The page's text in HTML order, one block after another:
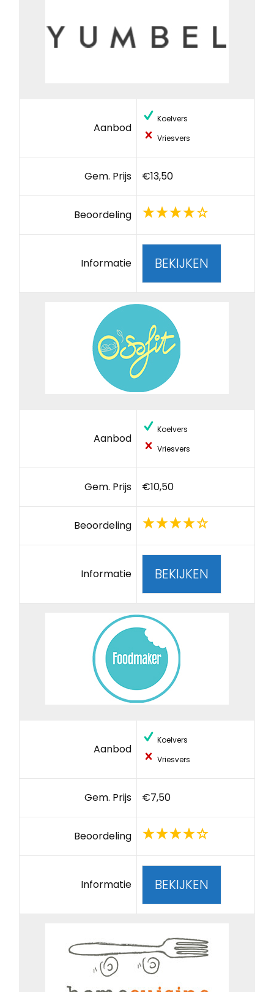
Aanbod
Koelvers
Vriesvers
Gem. Prijs €13,50
Beoordeling
Informatie BEKIJKEN
Aanbod
Koelvers
Vriesvers
Gem. Prijs €10,50
Beoordeling
Informatie BEKIJKEN
Aanbod
Koelvers
Vriesvers
Gem. Prijs €7,50
Beoordeling
Informatie BEKIJKEN